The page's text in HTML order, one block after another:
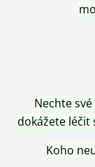
Nechte
dokážete
Koho